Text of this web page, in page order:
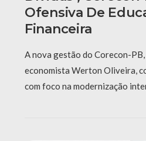
Ofensiva De
Financeira
A nova gestão do Corecon-
economista Werton Oliveira,
com foco na modernização